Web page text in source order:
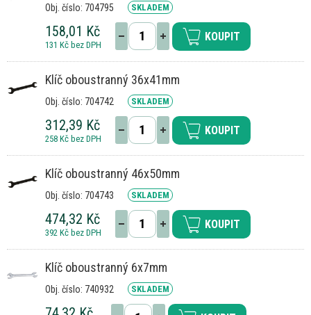
Obj. číslo: 704795 SKLADEM
158,01 Kč
131 Kč bez DPH
KOUPIT
Klíč oboustranný 36x41mm
Obj. číslo: 704742 SKLADEM
312,39 Kč
258 Kč bez DPH
KOUPIT
Klíč oboustranný 46x50mm
Obj. číslo: 704743 SKLADEM
474,32 Kč
392 Kč bez DPH
KOUPIT
Klíč oboustranný 6x7mm
Obj. číslo: 740932 SKLADEM